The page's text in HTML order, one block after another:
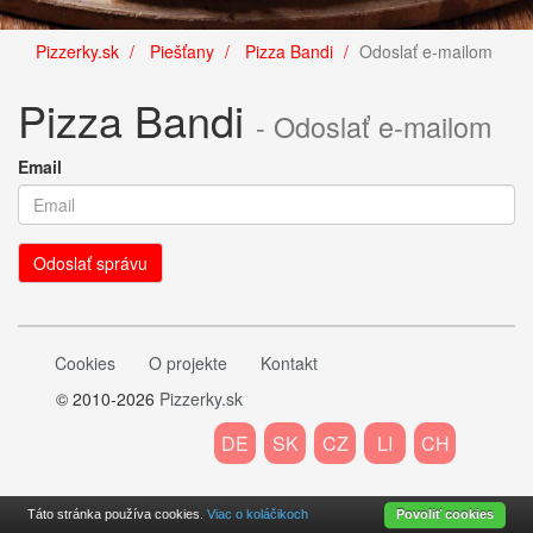
Pizzerky.sk Piešťany Pizza Bandi Odoslať e-mailom
Pizza Bandi - Odoslať e-mailom
Email
Cookies O projekte
Kontakt
© 2010-2026 Pizzerky.sk
DE SK CZ LI CH
Táto stránka používa cookies. Viac o koláčikoch Povoliť cookies